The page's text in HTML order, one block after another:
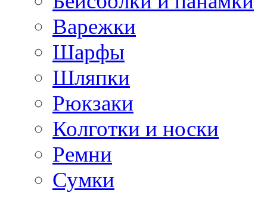
Варежки
Шарфы
Шляпки
Рюкзаки
Колготки и носки
Ремни
Сумки